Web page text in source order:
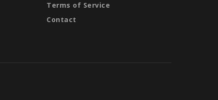
Terms of Service
Contact